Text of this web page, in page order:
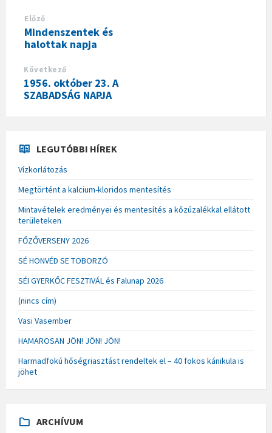
Előző
Mindenszentek és
halottak napja
Következő
1956. október 23. A
SZABADSÁG NAPJA
LEGUTÓBBI HÍREK
Vízkorlátozás
Megtörtént a kalcium-kloridos mentesítés
Mintavételek eredményei és mentesítés a kőzúzalékkal ellátott
területeken
FŐZŐVERSENY 2026
SÉ HONVÉD SE TOBORZÓ
SÉI GYERKŐC FESZTIVÁL és Falunap 2026
(nincs cím)
Vasi Vasember
HAMAROSAN JÖN! JÖN! JÖN!
Harmadfokú hőségriasztást rendeltek el – 40 fokos kánikula is
jöhet
ARCHÍVUM